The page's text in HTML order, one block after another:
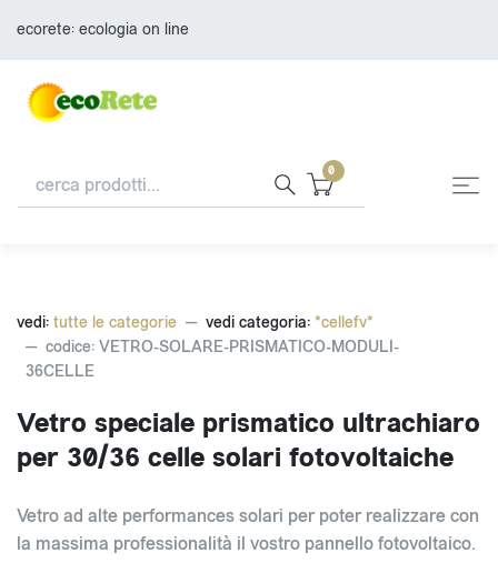
ecorete: ecologia on line
0
vedi: tutte le categorie vedi categoria: *cellefv*
codice: VETRO-SOLARE-PRISMATICO-MODULI-
36CELLE
Vetro speciale prismatico ultrachiaro
per 30/36 celle solari fotovoltaiche
Vetro ad alte performances solari per poter realizzare con
la massima professionalità il vostro pannello fotovoltaico.